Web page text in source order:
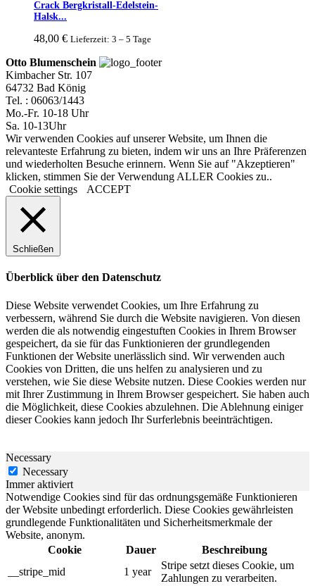
Crack Bergkristall-Edelstein-
Halsk...
48,00 € Lieferzeit: 3 – 5 Tage
Otto Blumenschein
Kimbacher Str. 107
64732 Bad König
Tel. : 06063/1443
Mo.-Fr. 10-18 Uhr
Sa. 10-13Uhr
Wir verwenden Cookies auf unserer Website, um Ihnen die
relevanteste Erfahrung zu bieten, indem wir uns an Ihre Präferenzen
und wiederholten Besuche erinnern. Wenn Sie auf "Akzeptieren"
klicken, stimmen Sie der Verwendung ALLER Cookies zu..
Cookie settings
ACCEPT
Schließen
Überblick über den Datenschutz
Diese Website verwendet Cookies, um Ihre Erfahrung zu
verbessern, während Sie durch die Website navigieren. Von diesen
werden die als notwendig eingestuften Cookies in Ihrem Browser
gespeichert, da sie für das Funktionieren der grundlegenden
Funktionen der Website unerlässlich sind. Wir verwenden auch
Cookies von Dritten, die uns helfen zu analysieren und zu
verstehen, wie Sie diese Website nutzen. Diese Cookies werden nur
mit Ihrer Zustimmung in Ihrem Browser gespeichert. Sie haben auch
die Möglichkeit, diese Cookies abzulehnen. Die Ablehnung einiger
dieser Cookies kann jedoch Ihr Surferlebnis beeinträchtigen.
Necessary
Necessary
Immer aktiviert
Notwendige Cookies sind für das ordnungsgemäße Funktionieren
der Website unbedingt erforderlich. Diese Cookies gewährleisten
grundlegende Funktionalitäten und Sicherheitsmerkmale der
Website, anonym.
Cookie
Dauer
Beschreibung
__stripe_mid
1 year
Stripe setzt dieses Cookie, um
Zahlungen zu verarbeiten.